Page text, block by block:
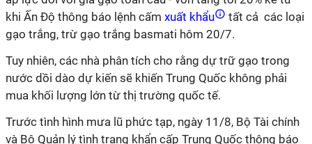
khi Ấn Độ thông báo lệnh cấm xuất khẩu
tất cả các loại
gạo trắng, trừ gạo trắng basmati hôm 20/7.
Tuy nhiên, các nhà phân tích cho rằng dự trữ gạo trong
nước dồi dào dự kiến sẽ khiến Trung Quốc không phải
mua khối lượng lớn từ thị trường quốc tế.
Trước tình hình mưa lũ phức tạp, ngày 11/8, Bộ Tài chính
và Bộ Quản lý tình trạng khẩn cấp Trung Quốc thông báo